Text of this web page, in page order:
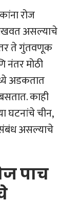
रोज
असल्याचे
ते गुंतवणूक
नंतर मोठी
अडकतात
काही
घटनांचे चीन,
असल्याचे
पाच